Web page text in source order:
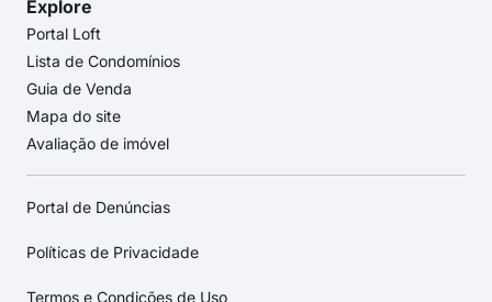
Explore
Portal Loft
Lista de Condomínios
Guia de Venda
Mapa do site
Avaliação de imóvel
Portal de Denúncias
Políticas de Privacidade
Termos e Condições de Uso